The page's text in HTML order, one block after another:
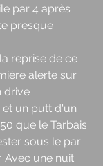
par 4 après
presque
reprise de ce
alerte sur
drive
un putt d'un
que le Tarbais
sous le par
Avec une nuit